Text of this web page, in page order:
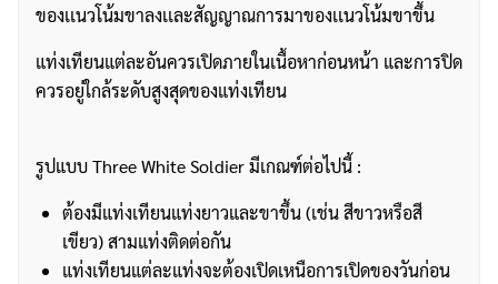
ของเเนวโน้มขาลงเเละสัญญาณการมาของเเนวโน้มขาขึ้น
แท่งเทียนแต่ละอันควรเปิดภายในเนื้อหาก่อนหน้า และการปิด
ควรอยู่ใกล้ระดับสูงสุดของแท่งเทียน
รูปแบบ Three White Soldier มีเกณฑ์ต่อไปนี้ :
ต้องมีแท่งเทียนแท่งยาวและขาขึ้น (เช่น สีขาวหรือสี
เขียว) สามแท่งติดต่อกัน
แท่งเทียนแต่ละแท่งจะต้องเปิดเหนือการเปิดของวันก่อน